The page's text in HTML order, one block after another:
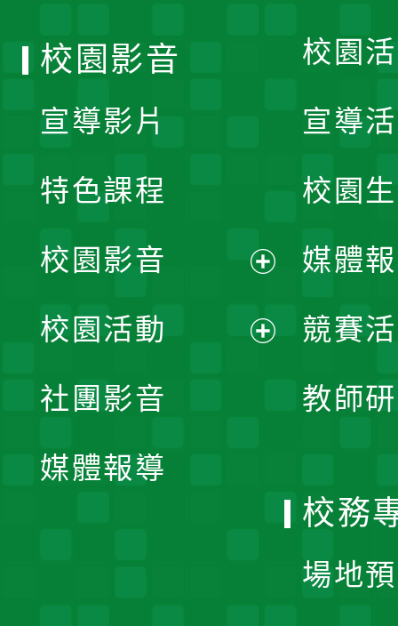
校園
宣導
校園
媒體
競賽
教師
校園影音
宣導影片
特色課程
校園影音
開
校園活動
社團影音
媒體報導
校務
場地